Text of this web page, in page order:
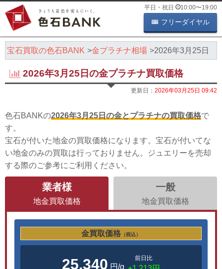
平日・祝日 10:00〜19:00
フリーダイヤル
宝石買取の色石BANK 金プラチナ相場 2026年3月25日
2026年3月25日の金プラチナ買取価格
更新日： 2026年03月25日 09:42
色石BANKの2026年3月25日の金とプラチナの買取価格で
す。
宝石が付いた地金の買取価格になります。宝石が付いてな
い地金のみの買取は行っておりません。ジュエリーを売却
する際のご参考にご利用ください。
業者様
地金買取価格
一般
地金買取価格
金買取価格 （税込）
25,340 円/g
前日比